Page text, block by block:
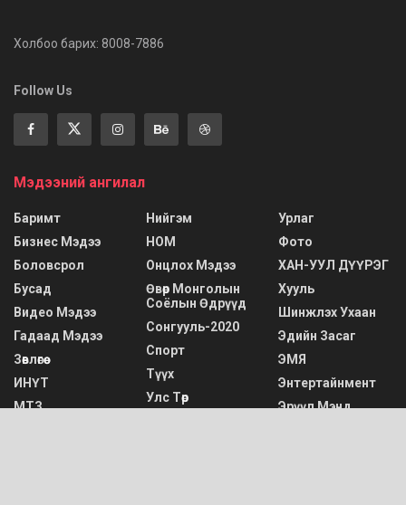
Холбоо барих: 8008-7886
Follow Us
Мэдээний ангилал
Баримт
Бизнес Мэдээ
Боловсрол
Бусад
Видео Мэдээ
Гадаад Мэдээ
Зөвлөгөө
ИНҮТ
МТЗ
Нийгэм
НОМ
Онцлох Мэдээ
Өвөр Монголын
Соёлын Өдрүүд
Сонгууль-2020
Спорт
Түүх
Улс Төр
Урлаг
Фото
ХАН-УУЛ ДҮҮРЭГ
Хууль
Шинжлэх Ухаан
Эдийн Засаг
ЭМЯ
Энтертайнмент
Эрүүл Мэнд